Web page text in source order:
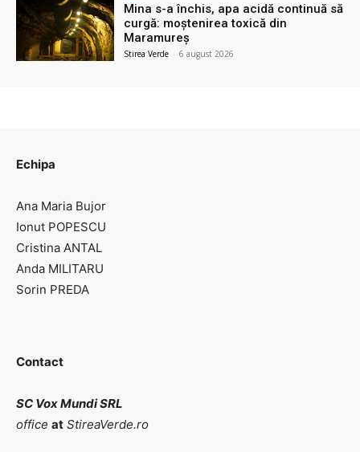
Mina s-a închis, apa acidă continuă să
curgă: moștenirea toxică din
Maramureș
Stirea Verde - 6 august 2026
Echipa
Ana Maria Bujor
Ionut POPESCU
Cristina ANTAL
Anda MILITARU
Sorin PREDA
Contact
SC Vox Mundi SRL
office at StireaVerde.ro